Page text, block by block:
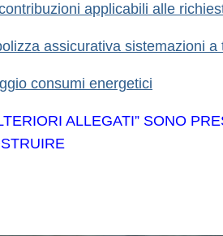
applicabili alle
assicurativa sistemazioni a
consumi energetici
ALLEGATI” SONO